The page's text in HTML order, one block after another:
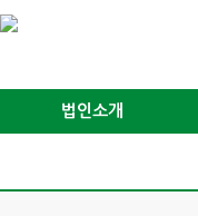
법인소개